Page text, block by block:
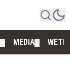
MEDIA